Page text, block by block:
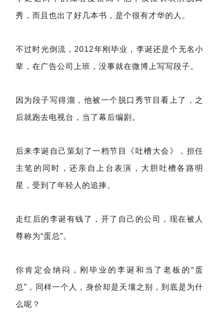
秀，而且也出了好几本书，是个很有才华的人。
不过时光倒流，2012年刚毕业，李诞还是个无名小
辈，在广告公司上班，没事就在微博上写写段子。
因为段子写得溜，他被一个脱口秀节目看上了，之
后就跑去电视台，当了幕后编剧。
后来李诞自己策划了一档节目《吐槽大会》，担任
主笔的同时，还亲自上台表演，大胆吐槽各路明
星，受到了年轻人的追捧。
走红后的李诞有钱了，开了自己的公司，现在被人
尊称为“蛋总”。
你肯定会纳闷，刚毕业的李诞和当了老板的“蛋
总”，同样一个人，身价却是天壤之别，到底是为什
么呢？